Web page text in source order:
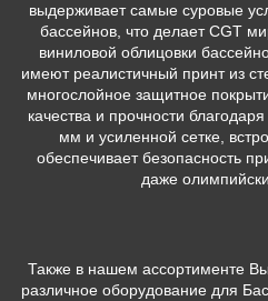
выдерживает самые суровые
бассейнов, что делает CGT
виниловой облицовки
имеют реалистичный принт из
многослойное защитное
качества и прочности
мм и усиленной сетке,
обеспечивает безопасность
даже
Также в нашем ассортименте
различное оборудование для